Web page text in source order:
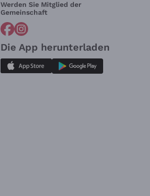
Werden Sie Mitglied der
Gemeinschaft
Die App herunterladen